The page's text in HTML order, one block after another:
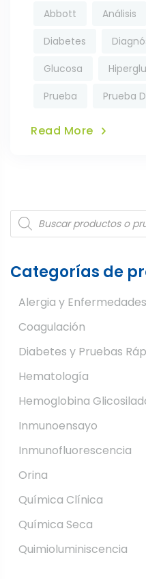
Abbott Análisis
Diabetes
Glucosa
Prueba
Prueba
Read More
Products
search
Categorías de
Alergia y
Coagulación
Diabetes y Pruebas
Hematología
Hemoglobina
Inmunoensayo
Inmunofluorescencia
Orina
Química Clínica
Química Seca
Quimioluminiscencia